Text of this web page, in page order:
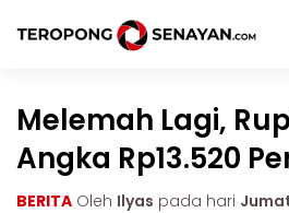
Melemah Lagi,
Angka Rp13.520
BERITA Oleh Ilyas pada hari